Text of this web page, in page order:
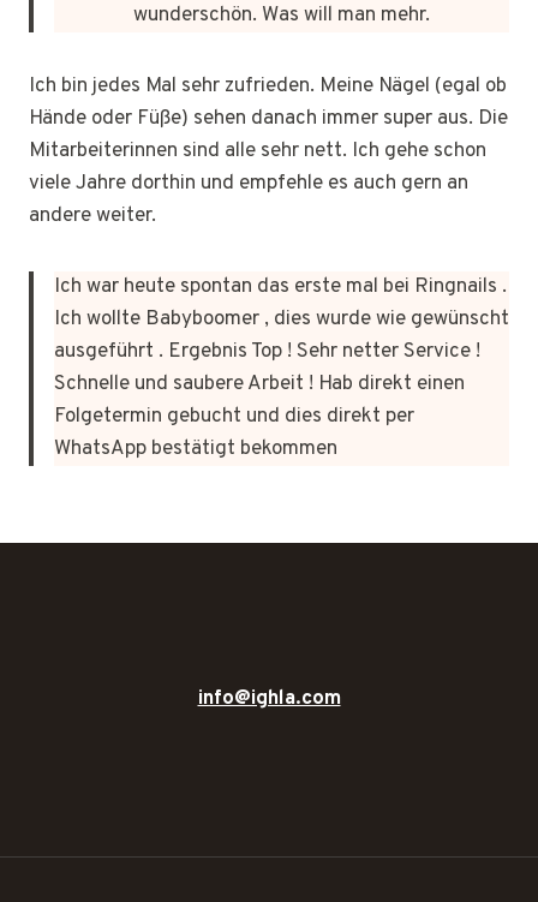
wunderschön. Was will man mehr.
Ich bin jedes Mal sehr zufrieden. Meine Nägel (egal ob
Hände oder Füße) sehen danach immer super aus. Die
Mitarbeiterinnen sind alle sehr nett. Ich gehe schon
viele Jahre dorthin und empfehle es auch gern an
andere weiter.
Ich war heute spontan das erste mal bei Ringnails .
Ich wollte Babyboomer , dies wurde wie gewünscht
ausgeführt . Ergebnis Top ! Sehr netter Service !
Schnelle und saubere Arbeit ! Hab direkt einen
Folgetermin gebucht und dies direkt per
WhatsApp bestätigt bekommen
info@ighla.com